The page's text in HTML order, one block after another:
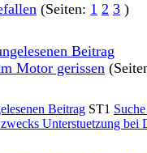
(Seiten: 1 2 3 )
Motor gerissen
ST1
Unterstuetzung bei